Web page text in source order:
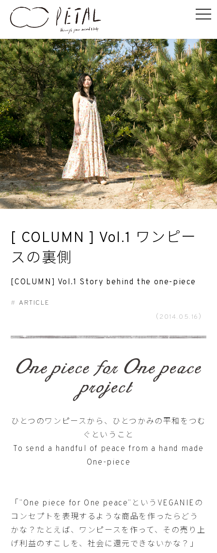
[ COLUMN ] Vol.1 ワンピー
スの裏側
[COLUMN] Vol.1 Story behind the one-piece
ARTICLE
（2014.05.16）
ひとつのワンピースから、ひとつかみの平和をつむ
ぐということ
To send a handful of peace from a hand made
One-piece
「”One piece for One peace”というVEGANIEの
コンセプトを表現するような商品を作ったらどう
かな？たとえば、ワンピースを作って、その売り上
げ利益のすこしを、社会に還元できないかな？」